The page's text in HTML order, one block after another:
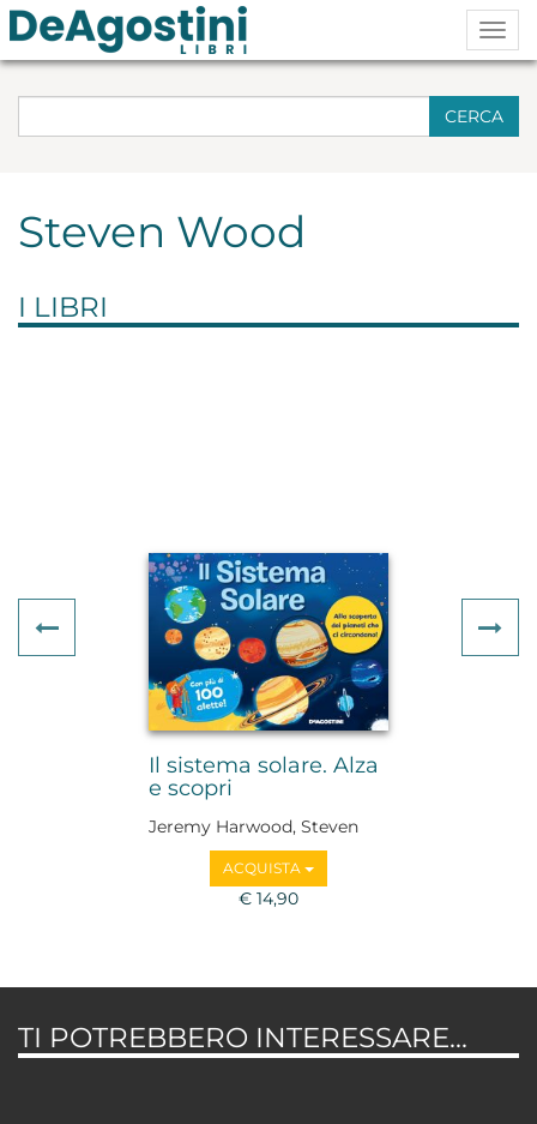
CERCA
Steven Wood
I LIBRI
Il sistema solare. Alza
e scopri
Jeremy Harwood, Steven
ACQUISTA
€ 14,90
Previous
TI POTREBBERO INTERESSARE...